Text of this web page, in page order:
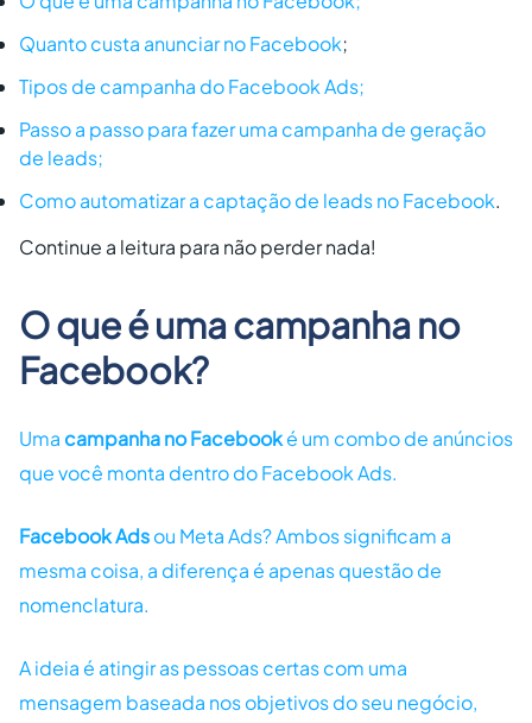
Quanto custa anunciar no Facebook;
Tipos de campanha do Facebook Ads;
Passo a passo para fazer uma campanha de geração
de leads;
Como automatizar a captação de leads no Facebook.
Continue a leitura para não perder nada!
O que é uma campanha no
Facebook?
Uma campanha no Facebooké um combo de anúncios
que você monta dentro do Facebook Ads.
Facebook Adsou Meta Ads? Ambos significam a
mesma coisa, a diferença é apenas questão de
nomenclatura.
A ideia é atingir as pessoas certas com uma
mensagem baseada nos objetivos do seu negócio,